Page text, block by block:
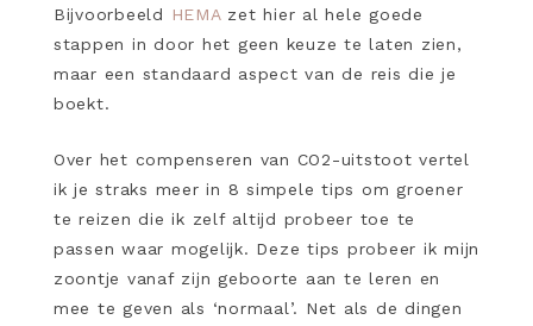
Bijvoorbeeld
HEMAzet hier al hele goede
stappen in door het geen keuze te laten zien,
maar een standaard aspect van de reis die je
boekt.
Over het compenseren van CO2-uitstoot vertel
ik je straks meer in 8 simpele tips om groener
te reizen die ik zelf altijd probeer toe te
passen waar mogelijk. Deze tips probeer ik mijn
zoontje vanaf zijn geboorte aan te leren en
mee te geven als ‘normaal’. Net als de dingen